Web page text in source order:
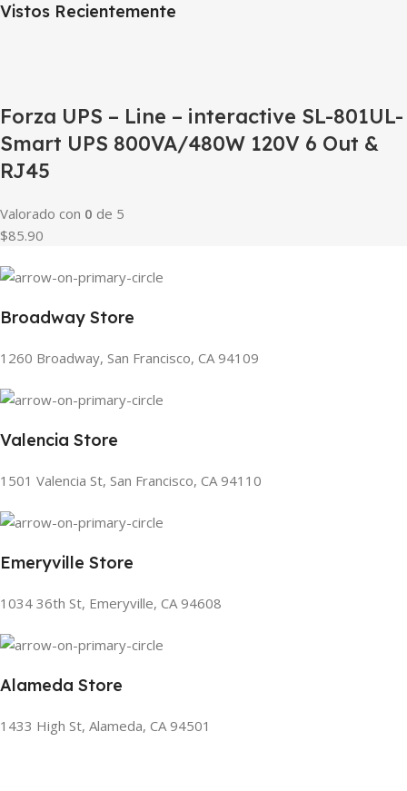
Vistos Recientemente
Forza UPS – Line – interactive SL-801UL-
Smart UPS 800VA/480W 120V 6 Out &
RJ45
Valorado con 0 de 5
$85.90
Broadway Store
1260 Broadway, San Francisco, CA 94109
Valencia Store
1501 Valencia St, San Francisco, CA 94110
Emeryville Store
1034 36th St, Emeryville, CA 94608
Alameda Store
1433 High St, Alameda, CA 94501